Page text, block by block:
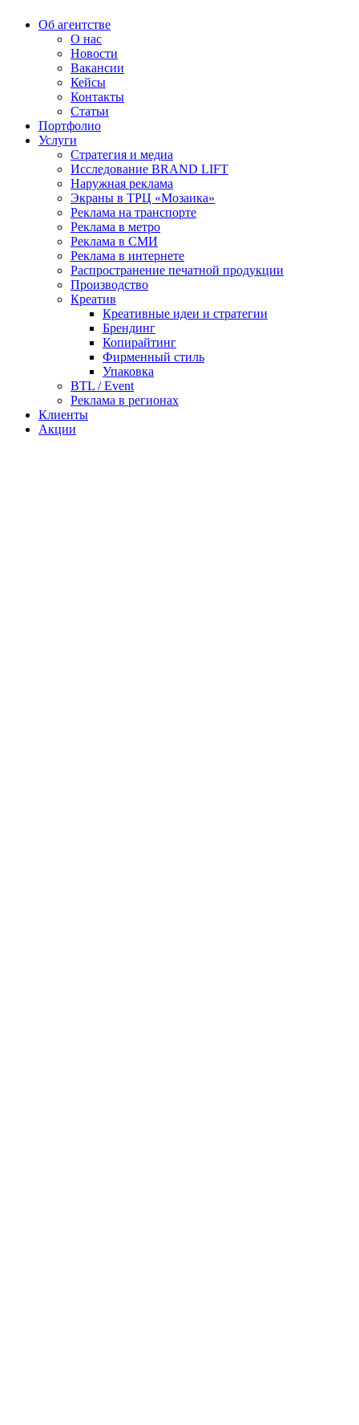
Об агентстве
О нас
Новости
Вакансии
Кейсы
Контакты
Статьи
Портфолио
Услуги
Стратегия и медиа
Исследование BRAND LIFT
Наружная реклама
Экраны в ТРЦ «Мозаика»
Реклама на транспорте
Реклама в метро
Реклама в СМИ
Реклама в интернете
Распространение печатной продукции
Производство
Креатив
Креативные идеи и стратегии
Брендинг
Копирайтинг
Фирменный стиль
Упаковка
BTL / Event
Реклама в регионах
Клиенты
Акции